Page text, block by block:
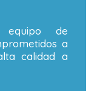
de
a
calidad a